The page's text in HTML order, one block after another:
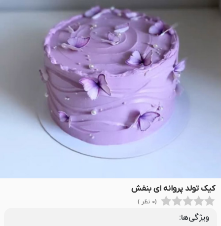
کیک تولد پروانه ای بنفش
(0 نظر )
ویژگی‌ها: